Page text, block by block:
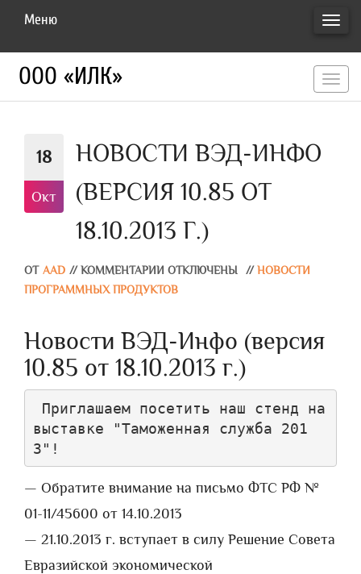
Меню
ООО «ИЛК»
18
Окт
НОВОСТИ ВЭД-ИНФО
(ВЕРСИЯ 10.85 ОТ
18.10.2013 Г.)
ОТ AAD // КОММЕНТАРИИ ОТКЛЮЧЕНЫ // НОВОСТИ
ПРОГРАММНЫХ ПРОДУКТОВ
Новости ВЭД-Инфо (версия
10.85 от 18.10.2013 г.)
выставке "Таможенная служба 201
— Обратите внимание на письмо ФТС РФ №
01-11/45600 от 14.10.2013
— 21.10.2013 г. вступает в силу Решение Совета
Евразийской экономической